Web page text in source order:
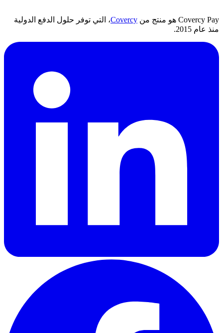
Covercy Pay هو منتج من Covercy، التي توفر حلول الدفع الدولية
منذ عام 2015.